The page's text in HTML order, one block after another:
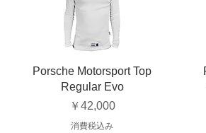
Porsche Motorsport Top
Regular Evo
価格
￥42,000
消費税込み